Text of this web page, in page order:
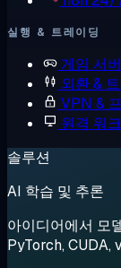
실행 & 트레이딩
게임 서버
외환 &
VPN &
원격 워
솔루션
AI 학습 및 추론
아이디어에서 모
PyTorch, CUDA,